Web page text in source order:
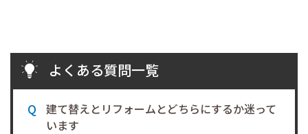
よくある質問一覧
建て替えとリフォームとどちらにするか迷って
います